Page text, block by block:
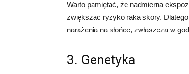
Warto pamiętać, że nadmierna
zwiększać ryzyko raka skóry.
narażenia na słońce, zwłaszcza w
3. Genetyka